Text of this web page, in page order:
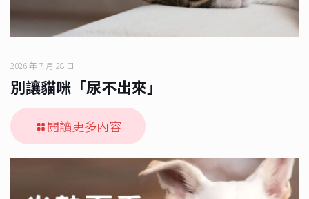
2026 年 7 月 28 日
別讓貓咪「尿不出來」
閱讀更多內容